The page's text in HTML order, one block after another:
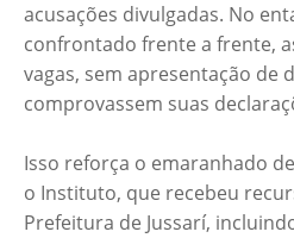
acusações divulgadas. No
confrontado frente a frente,
vagas, sem apresentação de
comprovassem suas
Isso reforça o emaranhado
o Instituto, que recebeu
Prefeitura de Jussarí,